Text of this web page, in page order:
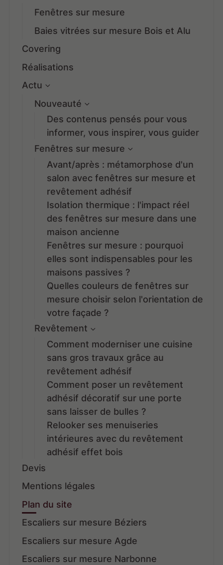
Fenêtres sur mesure
Baies vitrées sur mesure Bois et Alu
Covering
Réalisations
Actu
Nouveauté
Des contenus pensés pour vous
informer, vous inspirer, vous guider
Fenêtres sur mesure
Avant/après : métamorphose d'un
salon avec fenêtres sur mesure et
revêtement adhésif
Isolation thermique : l'impact réel
des fenêtres sur mesure dans une
maison ancienne
Fenêtres sur mesure : pourquoi
elles sont indispensables pour les
maisons passives ?
Quelles couleurs de fenêtres sur
mesure choisir selon l'orientation de
votre façade ?
Revêtement
Comment moderniser une cuisine
sans gros travaux grâce au
revêtement adhésif
Comment poser un revêtement
adhésif décoratif sur une porte
sans laisser de bulles ?
Relooker ses menuiseries
intérieures avec du revêtement
adhésif effet bois
Devis
Mentions légales
Plan du site
Escaliers sur mesure Béziers
Escaliers sur mesure Agde
Escaliers sur mesure Narbonne